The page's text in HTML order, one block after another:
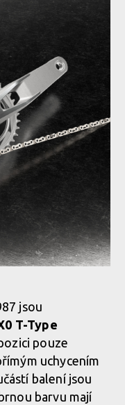
sadu 1987 Eagle
sadu 1987 Eagle
sadu 1987 Eagle
jsou
T-Type
pouze
uchycením
balení jsou
barvu mají